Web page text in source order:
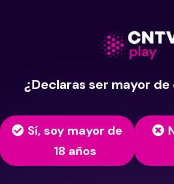
¿Declaras ser mayor de
Sí, soy mayor de
18 años